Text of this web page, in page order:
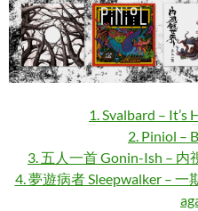
1. Svalbard – It’s
2. Piniol –
3. 五人一首 Gonin-Ish – 内
4. 夢遊病者 Sleepwalker – 一